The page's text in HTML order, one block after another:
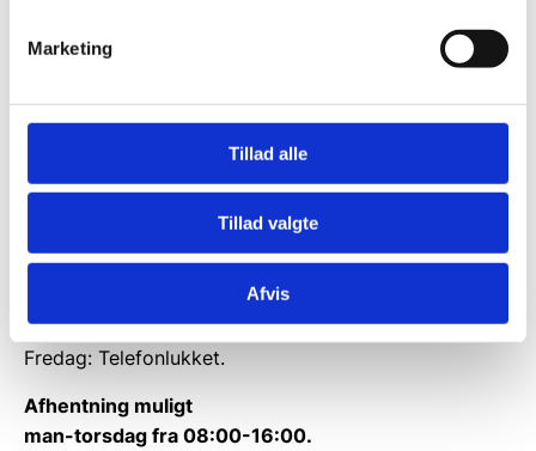
Marketing
Tillad alle
Tillad valgte
Afvis
Gastrobutikken ApS
7430 Ikast
Telefon træffetid:
Mandag til torsdag: 10:00 – 14:00.
Fredag: Telefonlukket.
Afhentning muligt
man-torsdag fra 08:00-16:00.